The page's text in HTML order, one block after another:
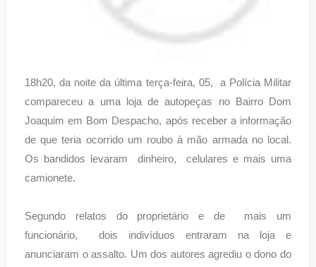
18h20, da noite da última terça-feira, 05, a Polícia Militar
compareceu a uma loja de autopeças no Bairro Dom
Joaquim em Bom Despacho, após receber a informação
de que teria ocorrido um roubo à mão armada no local.
Os bandidos levaram dinheiro, celulares e mais uma
camionete.
Segundo relatos do proprietário e de mais um
funcionário, dois indivíduos entraram na loja e
anunciaram o assalto. Um dos autores agrediu o dono do